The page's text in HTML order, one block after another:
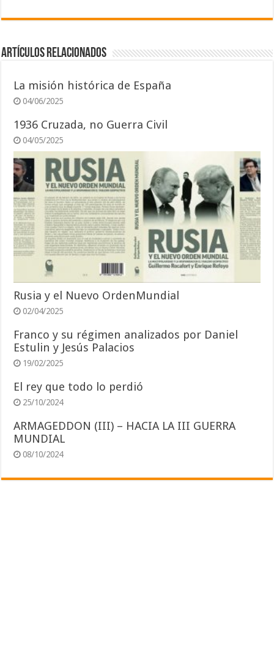
Artículos relacionados
La misión histórica de España
04/06/2025
1936 Cruzada, no Guerra Civil
04/05/2025
Rusia y el Nuevo OrdenMundial
02/04/2025
Franco y su régimen analizados por Daniel
Estulin y Jesús Palacios
19/02/2025
El rey que todo lo perdió
25/10/2024
ARMAGEDDON (III) – HACIA LA III GUERRA
MUNDIAL
08/10/2024